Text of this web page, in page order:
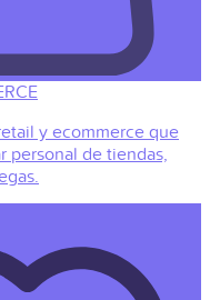
y ecommerce que
personal de tiendas,